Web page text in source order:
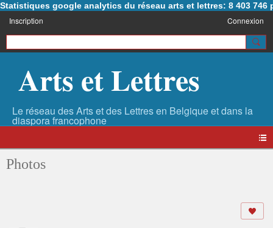
Statistiques google analytics du réseau arts et lettres: 8 403 746
Inscription Connexion
Arts et Lettres
Photos